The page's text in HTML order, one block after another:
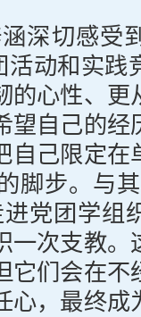
深切感受
活动和实践
的心性、更
望自己的经
己限定在
脚步。与
党团学组
一次支教。
它们会在不
心，最终成